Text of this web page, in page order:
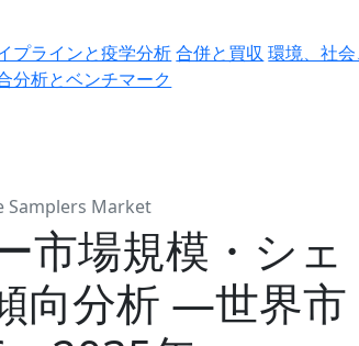
プラインと疫学分析合併と買収 環境、社
分析とベンチマーク
Samplers Market
市場規模・シェ
向分析 ―世界市